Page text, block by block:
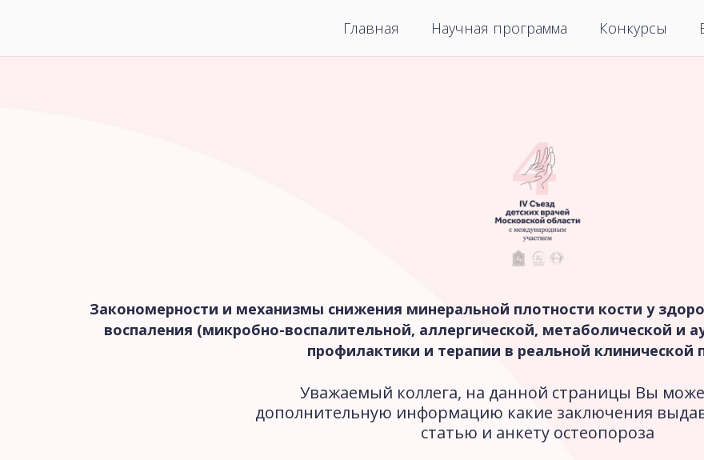
Главная Научная программа Конкурсы
Закономерности и механизмы снижения минеральной плотности кости у
воспаления (микробно-воспалительной, аллергической, метаболической и
профилактики и терапии в реальной клинической
Уважаемый коллега, на данной страницы Вы
дополнительную информацию какие заключения
статью и анкету остеопороза